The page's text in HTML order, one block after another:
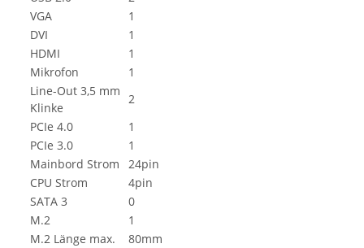
VGA
1
DVI
1
HDMI
1
Mikrofon
1
Line-Out 3,5 mm
Klinke
2
PCIe 4.0
1
PCIe 3.0
1
Mainbord Strom
24pin
CPU Strom
4pin
SATA 3
0
M.2
1
M.2 Länge max.
80mm